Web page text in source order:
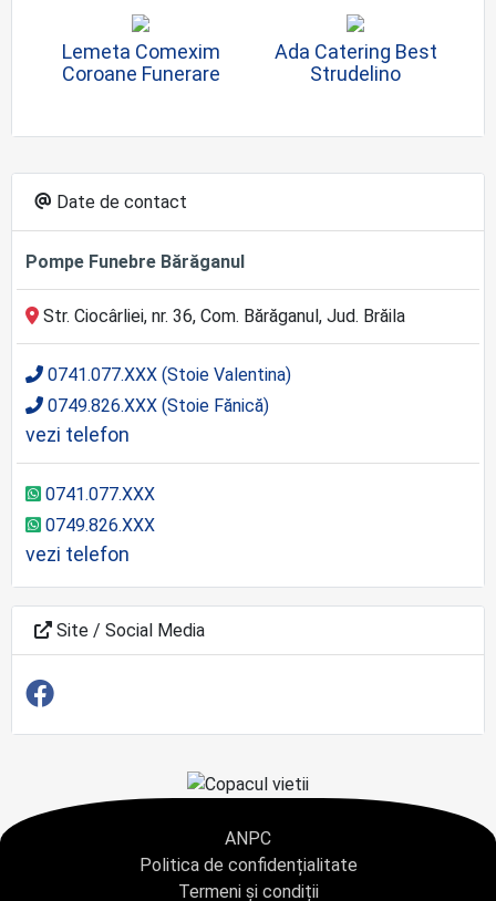
Lemeta Comexim
Coroane Funerare
Ada Catering Best
Strudelino
Date de contact
Pompe Funebre Bărăganul
Str. Ciocârliei, nr. 36, Com. Bărăganul, Jud. Brăila
0741.077.XXX (Stoie Valentina)
0749.826.XXX (Stoie Fănică)
vezi telefon
0741.077.XXX
0749.826.XXX
vezi telefon
Site / Social Media
ANPC
Politica de confidențialitate
Termeni și condiții